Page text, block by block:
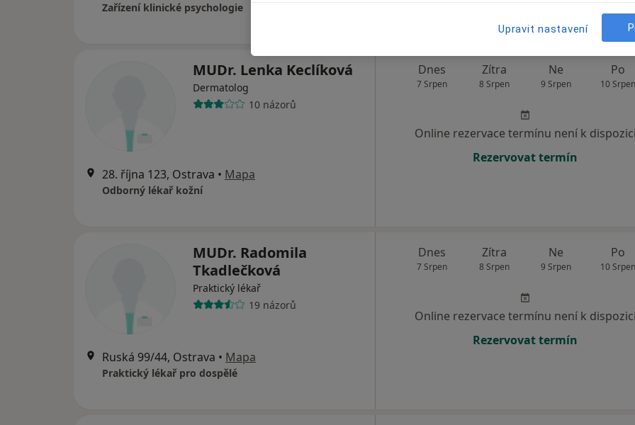
Zařízení klinické psychologie
MUDr. Lenka Keclíková
Dermatolog
10 názorů
28. října 123, Ostrava • Mapa
Odborný lékař kožní
Dnes
7 Srpen
Zítra
8 Srpen
Ne
9 Srpen
Po
10 Srpen
Online rezervace termínu není k dispozici
Rezervovat termín
MUDr. Radomila
Tkadlečková
Praktický lékař
19 názorů
Ruská 99/44, Ostrava • Mapa
Praktický lékař pro dospělé
Dnes
7 Srpen
Zítra
8 Srpen
Ne
9 Srpen
Po
10 Srpen
Online rezervace termínu není k dispozici
Rezervovat termín
Upravit nastavení